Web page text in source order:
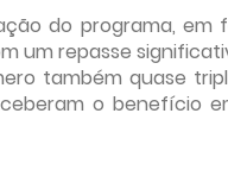
do programa, em
um repasse
também quase
o benefício